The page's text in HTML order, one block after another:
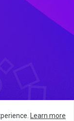
Learn more